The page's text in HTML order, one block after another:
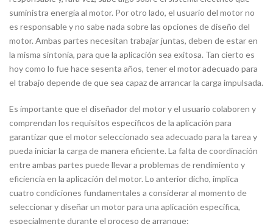
suministra energía al motor. Por otro lado, el usuario del motor no
es responsable y no sabe nada sobre las opciones de diseño del
motor. Ambas partes necesitan trabajar juntas, deben de estar en
la misma sintonía, para que la aplicación sea exitosa. Tan cierto es
hoy como lo fue hace sesenta años, tener el motor adecuado para
el trabajo depende de que sea capaz de arrancar la carga impulsada.
Es importante que el diseñador del motor y el usuario colaboren y
comprendan los requisitos específicos de la aplicación para
garantizar que el motor seleccionado sea adecuado para la tarea y
pueda iniciar la carga de manera eficiente. La falta de coordinación
entre ambas partes puede llevar a problemas de rendimiento y
eficiencia en la aplicación del motor. Lo anterior dicho, implica
cuatro condiciones fundamentales a considerar al momento de
seleccionar y diseñar un motor para una aplicación específica,
especialmente durante el proceso de arranque: